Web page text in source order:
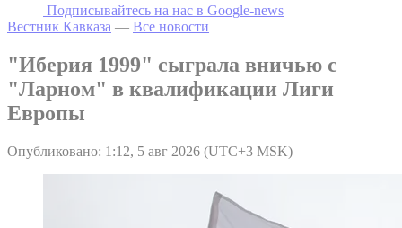
Подписывайтесь на наc в Google-news
Вестник Кавказа — Все новости
"Иберия 1999" сыграла вничью с
"Ларном" в квалификации Лиги
Европы
Опубликовано: 1:12, 5 авг 2026 (UTC+3 MSK)